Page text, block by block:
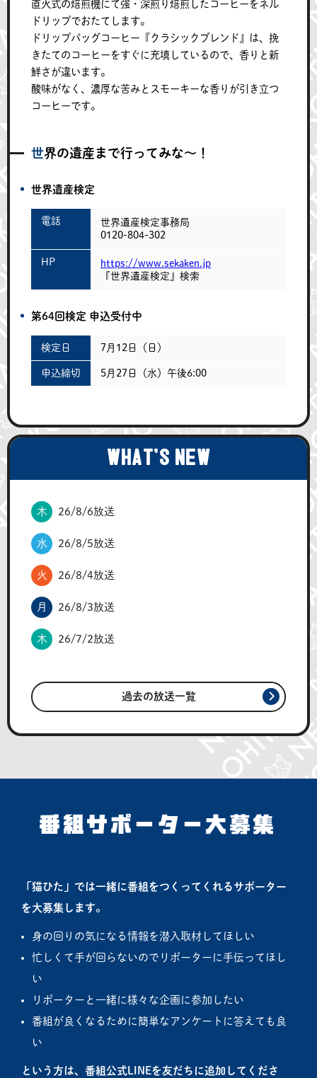
直火式の焙煎機にて強・深煎り焙煎したコーヒーをネル
ドリップでおたてします。
ドリップバッグコーヒー『クラシックブレンド』は、挽
きたてのコーヒーをすぐに充填しているので、香りと新
鮮さが違います。
酸味がなく、濃厚な苦みとスモーキーな香りが引き立つ
コーヒーです。
世界の遺産まで行ってみな～！
世界遺産検定
電話
世界遺産検定事務局
0120-804-302
HP
https://www.sekaken.jp
『世界遺産検定』検索
第64回検定 申込受付中
検定日 7月12日（日）
申込締切 5月27日（水）午後6:00
WHAT'S NEW
木 26/8/6放送
水 26/8/5放送
火 26/8/4放送
月 26/8/3放送
木 26/7/2放送
過去の放送一覧
番組サポーター大募集
「猫ひた」では一緒に番組をつくってくれるサポーター
を大募集します。
身の回りの気になる情報を潜入取材してほしい
忙しくて手が回らないのでリポーターに手伝ってほし
い
リポーターと一緒に様々な企画に参加したい
番組が良くなるために簡単なアンケートに答えても良
い
という方は、番組公式LINEを友だちに追加してくださ